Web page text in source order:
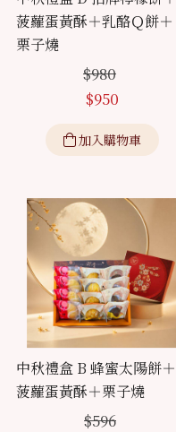
菠蘿蛋黃酥＋乳酪Ｑ餅＋
栗子燒
$980
$950
加入購物車
中秋禮盒 B 蜂蜜太陽餅＋
菠蘿蛋黃酥＋栗子燒
$596